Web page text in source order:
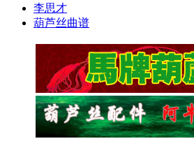
李思才
葫芦丝曲谱